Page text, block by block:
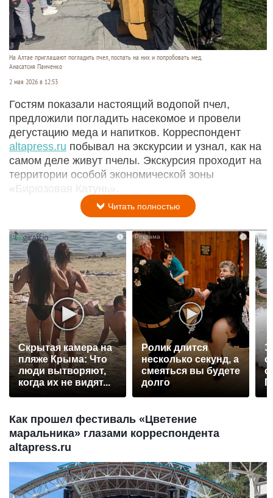
На Алтае приглашают погладить пчел, поспать на них и попробовать мед.
Анасатсия Панченко
2 мая 2026 в 12:53
Гостям показали настоящий водопой пчел,
предложили погладить насекомое и провели
дегустацию меда и напитков. Корреспондент
altapress.ru побывал на экскурсии и узнал, как на
самом деле живут пчелы. Экскурсия проходит на
территории особой экономической зоны
«Бирюзовая Катунь».
Читать полностью
i
Скрытая камера на
пляже Крыма: Что
люди вытворяют,
когда их не видят...
i
Ролик длится
несколько секунд, а
смеяться вы будете
долго
Как прошел фестиваль «Цветение
маральника» глазами корреспондента
altapress.ru